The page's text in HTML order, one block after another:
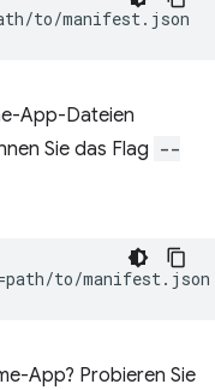
App-Dateien
Sie das Flag --
App? Probieren Sie